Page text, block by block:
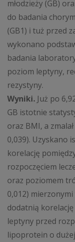
młodzieży (GB)
do badania
(GB1) i tuż przed
wykonano
badania
poziom leptyny,
rezystyny.
Wyniki. Już po
GB istotnie
oraz BMI, a
0,039). Uzyskano
korelację
rozpoczęciem
oraz poziomem
0,012)
dodatnią
leptyny przed
lipoprotein o dużej